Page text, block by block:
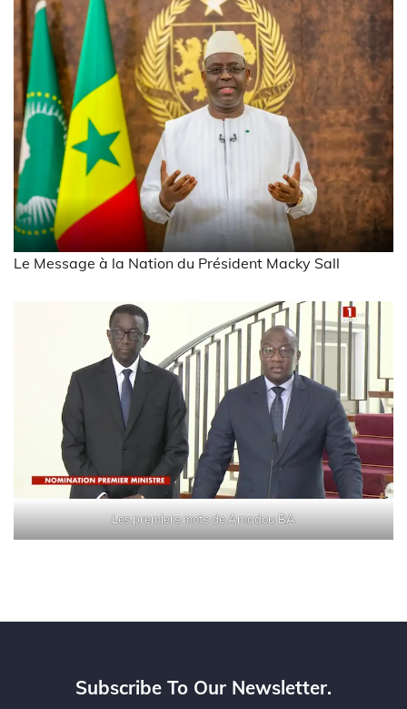
Le Message à la Nation du Président Macky Sall
Les premiers mots de Amadou BA
Subscribe To Our Newsletter.